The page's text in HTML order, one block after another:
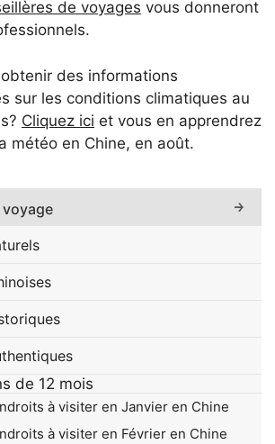
de voyages vous donneront
des informations
sur les conditions climatiques au
Cliquez ici et vous en apprendrez
météo en Chine, en août.
de 12 mois
à visiter en Janvier en Chine
à visiter en Février en Chine